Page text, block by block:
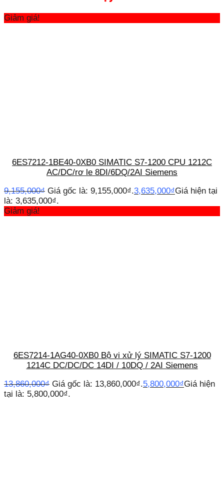
Giảm giá!
6ES7212-1BE40-0XB0 SIMATIC S7-1200 CPU 1212C
AC/DC/rơ le 8DI/6DQ/2AI Siemens
9,155,000₫ Giá gốc là: 9,155,000₫.3,635,000₫Giá hiện tại
là: 3,635,000₫.
Giảm giá!
6ES7214-1AG40-0XB0 Bộ vi xử lý SIMATIC S7-1200
1214C DC/DC/DC 14DI / 10DQ / 2AI Siemens
13,860,000₫ Giá gốc là: 13,860,000₫.5,800,000₫Giá hiện
tại là: 5,800,000₫.